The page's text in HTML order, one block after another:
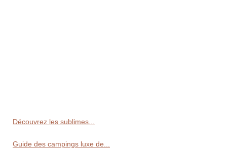
Découvrez les sublimes...
Guide des campings luxe de...